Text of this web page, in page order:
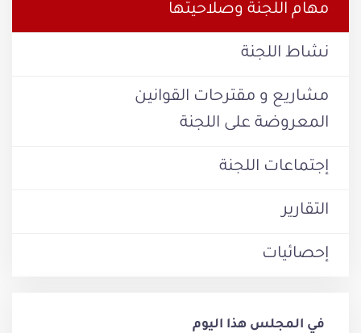
مهام اللجنة وصلاحيتها
نشاط اللجنة
مشاريع و مقترحات القوانين
المعروضة على اللجنة
إجتماعات اللجنة
التقارير
إحصائيات
في المجلس هذا اليوم